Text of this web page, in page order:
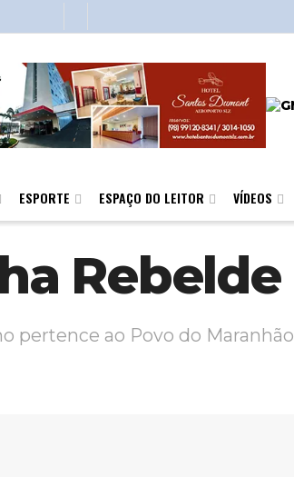
ESPORTE ESPAÇO DO LEITOR VÍDEOS
Rebelde
pertence ao Povo do Maranhão